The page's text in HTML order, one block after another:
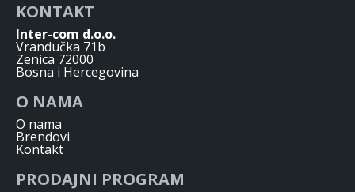
KONTAKT
Inter-com d.o.o.
Vrandučka 71b
Zenica 72000
Bosna i Hercegovina
O NAMA
O nama
Brendovi
Kontakt
PRODAJNI PROGRAM